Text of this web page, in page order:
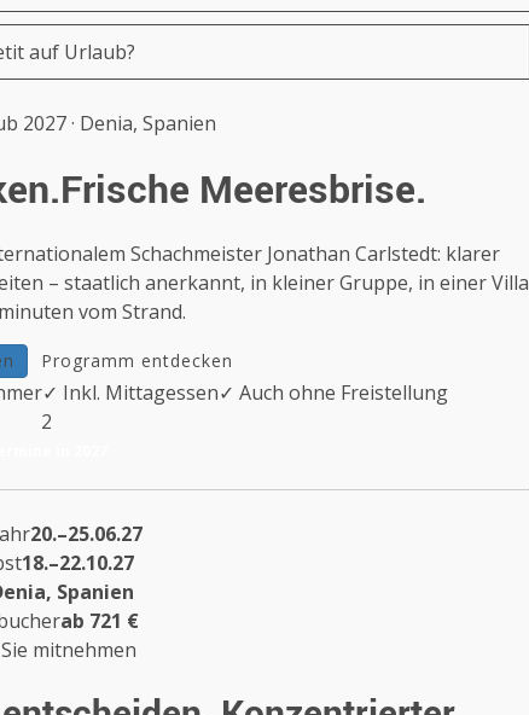
auf Urlaub?
2027 · Denia, Spanien
Frische Meeresbrise.
Schachmeister Jonathan Carlstedt: klarer
– staatlich anerkannt, in kleiner Gruppe, in einer Villa
vom Strand.
Programm entdecken
✓ Inkl. Mittagessen✓ Auch ohne Freistellung
2
20.–25.06.27
18.–22.10.27
Spanien
ab 721 €
mitnehmen